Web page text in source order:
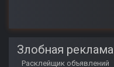
Злобная реклама
Расклейщик объявлений